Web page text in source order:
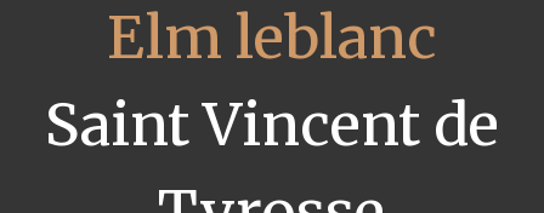
Elm leblanc
Saint Vincent de